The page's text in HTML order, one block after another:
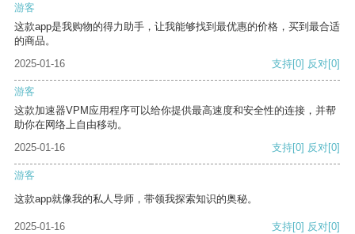
游客
这款app是我购物的得力助手，让我能够找到最优惠的价格，买到最合适
的商品。
2025-01-16
支持[0] 反对[0]
游客
这款加速器VPM应用程序可以给你提供最高速度和安全性的连接，并帮
助你在网络上自由移动。
2025-01-16
支持[0] 反对[0]
游客
这款app就像我的私人导师，带领我探索知识的奥秘。
2025-01-16 支持[0] 反对[0]